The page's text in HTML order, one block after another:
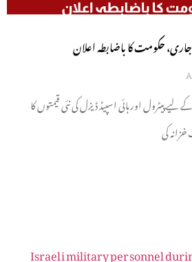
حکومت کا باضابطہ اعلان
پیٹرول اور ہائی اسپیڈ ڈیزل کی نئی قیمتوں کا
کی